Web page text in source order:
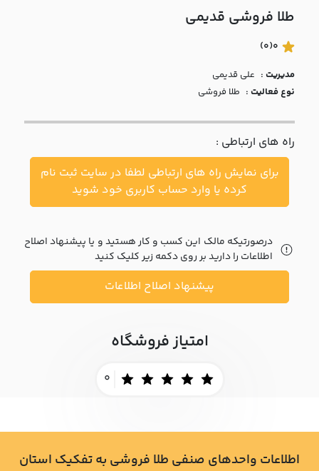
با ما
مقالات
اخبار
پرسش
متداول
خواست
طلا فروشی قديمي
0
(0)
مدیریت : علي قديمي
نوع فعالیت : طلا فروشی
راه های ارتباطی :
برای نمایش راه های ارتباطی لطفا در سایت ثبت نام
کرده یا وارد حساب کاربری خود شوید
درصورتیکه مالک این کسب و کار هستید و یا پیشنهاد اصلاح
اطلاعات را دارید بر روی دکمه زیر کلیک کنید
پیشنهاد اصلاح اطلاعات
امتیاز فروشگاه
0
اطلاعات واحدهای صنفی طلا فروشی به تفکیک استان